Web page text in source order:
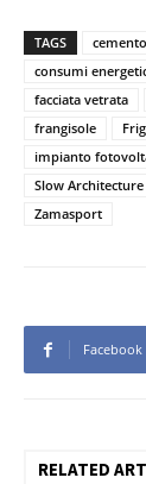
TAGS
consumi
facciata vetrata
frangisole
impianto
Slow Architecture
Zamasport
Facebook
RELATED